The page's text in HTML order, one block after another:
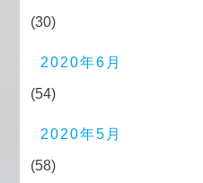
(30)
2020年6月
(54)
2020年5月
(58)